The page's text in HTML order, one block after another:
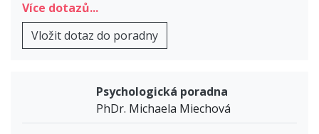
Více dotazů...
Vložit dotaz do poradny
Psychologická poradna
PhDr. Michaela Miechová